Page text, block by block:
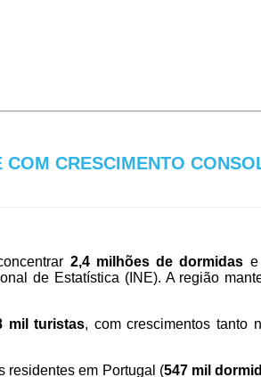
CRESCIMENTO
2,4 milhões de dormidas e
de Estatística (INE). A região
mil turistas, com crescimentos tanto
residentes em Portugal (547 mil